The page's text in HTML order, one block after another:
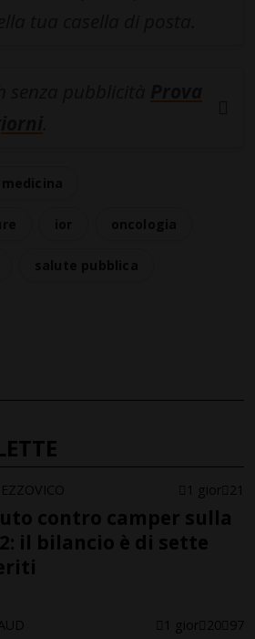
1 gior 21
contro camper sulla
il bilancio è di sette
1 gior 20 97